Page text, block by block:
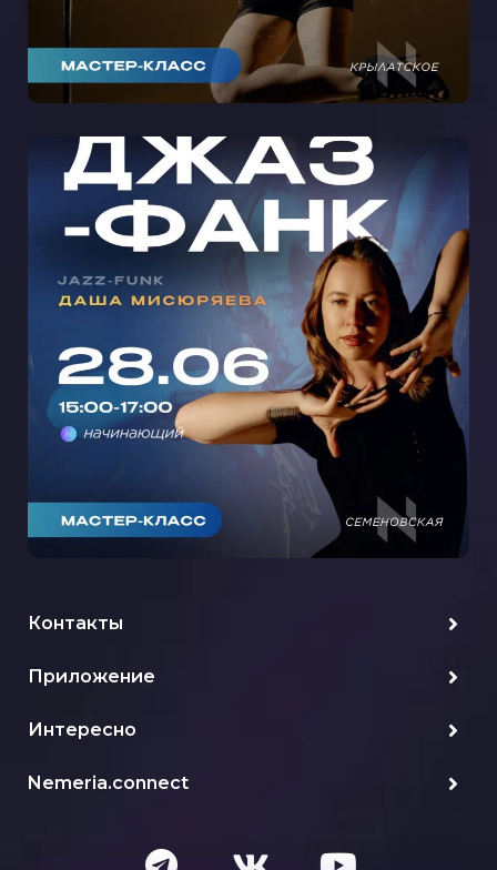
МАСТЕР-КЛАСС ДЖАЗ-ФАНК С
ДАШЕЙ МИСЮРЯЕВОЙ НА
СЕМЕНОВСКОЙ
Контакты
Приложение
Интересно
Nemeria.connect